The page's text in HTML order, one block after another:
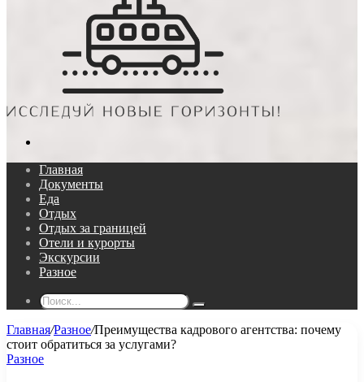
Главная
Документы
Еда
Отдых
Отдых за границей
Отели и курорты
Экскурсии
Разное
Поиск...
Главная/Разное/Преимущества кадрового агентства: почему
стоит обратиться за услугами?
Разное